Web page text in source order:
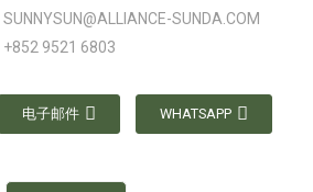
SUNNYSUN@ALLIANCE-SUNDA.COM
+852 9521 6803
电子邮件 WHATSAPP